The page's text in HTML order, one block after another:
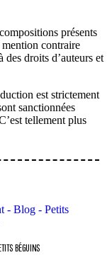
présents
mention contraire
droits d’auteurs et
est strictement
sanctionnées
tellement plus
BÉGUINS